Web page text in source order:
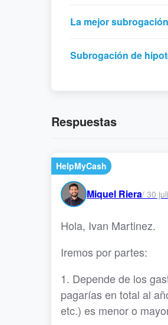
La mejor
Subrogación de
Respuestas
HelpMyCash
Miquel Riera/ 30
Hola, Ivan Martinez.
Iremos por partes:
1. Depende de los
pagarías en total al
etc.) es menor o